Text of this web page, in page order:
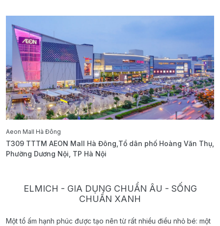
Aeon Mall Hà Đông
T309 TTTM AEON Mall Hà Đông,Tổ dân phố Hoàng Văn Thụ,
Phường Dương Nội, TP Hà Nội
ELMICH - GIA DỤNG CHUẨN ÂU - SỐNG
CHUẨN XANH
Một tổ ấm hạnh phúc được tạo nên từ rất nhiều điều nhỏ bé: một